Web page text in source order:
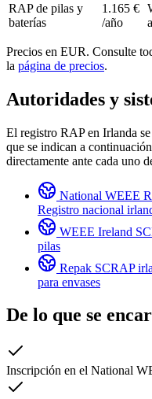
RAP de pilas y
baterías
1.165 €
/año
Precios en EUR. Consulte
la página de precios.
Autoridades y
El registro RAP en Irlanda
que se indican a
directamente ante cada uno
National WEEE
Registro nacional
WEEE Ireland
pilas
Repak SCRAP
para envases
De lo que se
Inscripción en el National